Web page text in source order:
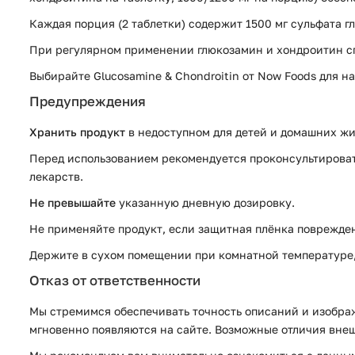
Каждая порция (2 таблетки) содержит 1500 мг сульфата
При регулярном применении глюкозамин и хондроитин
Выбирайте Glucosamine & Chondroitin от Now Foods для
Предупреждения
Хранить продукт в недоступном для детей и домашних
Перед использованием рекомендуется
лекарств.
Не превышайте указанную дневную дозировку.
Не применяйте продукт, если защитная плёнка
Держите в сухом помещении при комнатной
Отказ от ответственности
Мы стремимся обеспечивать точность описаний и
мгновенно появляются на сайте. Возможные отличия